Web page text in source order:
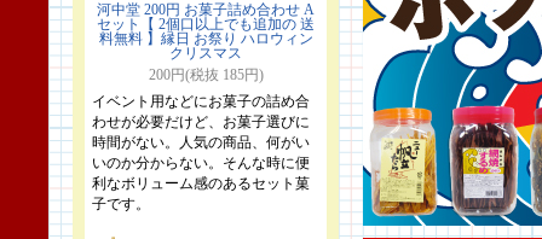
河中堂 200円 お菓子詰め合わせ A
セット【 2個口以上でも追加の 送
料無料 】縁日 お祭り ハロウィン
クリスマス
200円(税抜 185円)
イベント用などにお菓子の詰め合
わせが必要だけど、お菓子選びに
時間がない。人気の商品、何がい
いのか分からない。そんな時に便
利なボリューム感のあるセット菓
子です。